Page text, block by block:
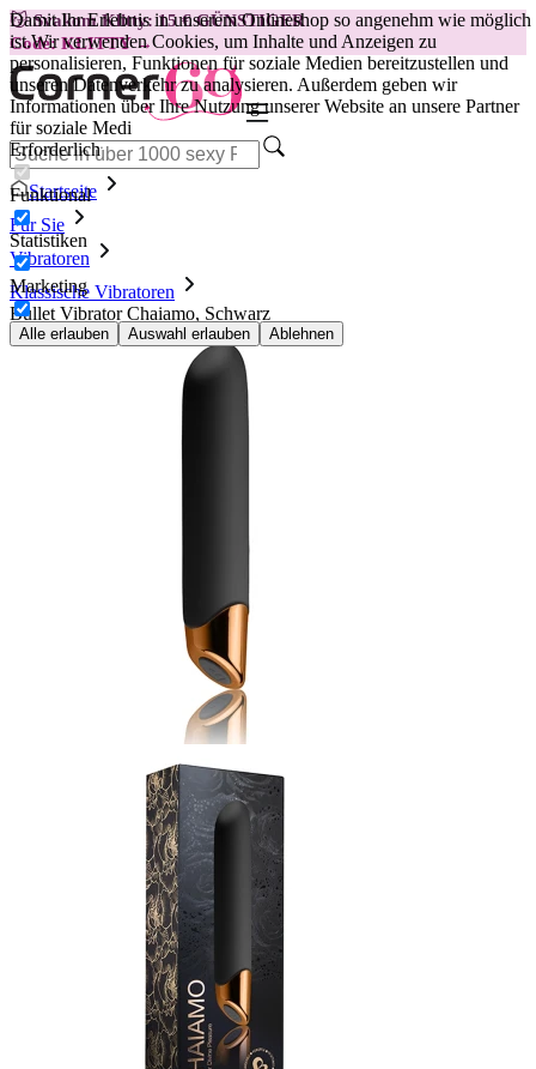
Damit Ihr Erlebnis in unserem Onlineshop so angenehm wie möglich
ist.Wir verwenden Cookies, um Inhalte und Anzeigen zu
personalisieren, Funktionen für soziale Medien bereitzustellen und
unseren Datenverkehr zu analysieren. Außerdem geben wir
Informationen über Ihre Nutzung unserer Website an unsere Partner
für soziale Medi
Erforderlich
Funktional
Statistiken
Marketing
Alle erlauben Auswahl erlauben Ablehnen
😽Svakom Klitty: 15 € GÜNSTIGER
Code: KLITTY →
Startseite
Für Sie
Vibratoren
Klassische Vibratoren
Bullet Vibrator Chaiamo, Schwarz